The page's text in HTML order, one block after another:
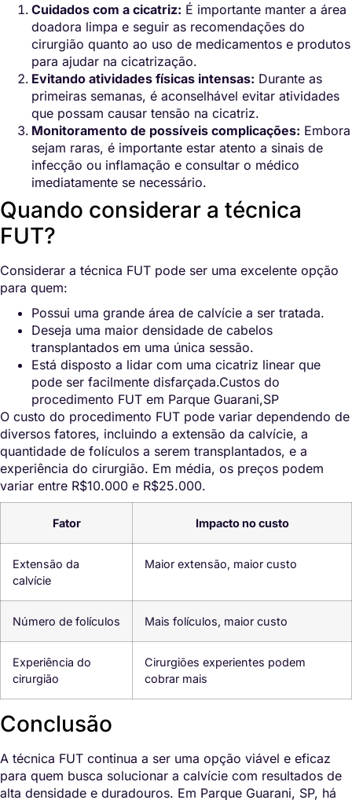
Cuidados com a cicatriz: É importante manter a área
doadora limpa e seguir as recomendações do
cirurgião quanto ao uso de medicamentos e produtos
para ajudar na cicatrização.
Evitando atividades físicas intensas: Durante as
primeiras semanas, é aconselhável evitar atividades
que possam causar tensão na cicatriz.
Monitoramento de possíveis complicações: Embora
sejam raras, é importante estar atento a sinais de
infecção ou inflamação e consultar o médico
imediatamente se necessário.
Quando considerar a técnica
FUT?
Considerar a técnica FUT pode ser uma excelente opção
para quem:
Possui uma grande área de calvície a ser tratada.
Deseja uma maior densidade de cabelos
transplantados em uma única sessão.
Está disposto a lidar com uma cicatriz linear que
pode ser facilmente disfarçada.Custos do
procedimento FUT em Parque Guarani,SP
O custo do procedimento FUT pode variar dependendo de
diversos fatores, incluindo a extensão da calvície, a
quantidade de folículos a serem transplantados, e a
experiência do cirurgião. Em média, os preços podem
variar entre R$10.000 e R$25.000.
Fator Impacto no custo
Extensão da
calvície
Maior extensão, maior custo
Número de folículos Mais folículos, maior custo
Experiência do
cirurgião
Cirurgiões experientes podem
cobrar mais
Conclusão
A técnica FUT continua a ser uma opção viável e eficaz
para quem busca solucionar a calvície com resultados de
alta densidade e duradouros. Em Parque Guarani, SP, há